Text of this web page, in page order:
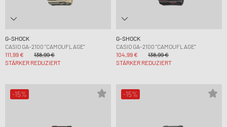
G-SHOCK
CASIO GA-2100 "CAMOUFLAGE"
111,99 €
138,99 €
STÄRKER REDUZIERT
G-SHOCK
CASIO GA-2100 "CAMOUFLAGE"
104,99 €
138,99 €
STÄRKER REDUZIERT
-15% -15%